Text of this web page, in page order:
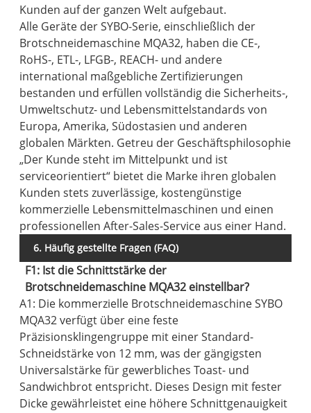
Kunden auf der ganzen Welt aufgebaut.
Alle Geräte der SYBO-Serie, einschließlich der
Brotschneidemaschine MQA32, haben die CE-,
RoHS-, ETL-, LFGB-, REACH- und andere
international maßgebliche Zertifizierungen
bestanden und erfüllen vollständig die Sicherheits-,
Umweltschutz- und Lebensmittelstandards von
Europa, Amerika, Südostasien und anderen
globalen Märkten. Getreu der Geschäftsphilosophie
„Der Kunde steht im Mittelpunkt und ist
serviceorientiert“ bietet die Marke ihren globalen
Kunden stets zuverlässige, kostengünstige
kommerzielle Lebensmittelmaschinen und einen
professionellen After-Sales-Service aus einer Hand.
6. Häufig gestellte Fragen (FAQ)
F1: Ist die Schnittstärke der
Brotschneidemaschine MQA32 einstellbar?
A1: Die kommerzielle Brotschneidemaschine SYBO
MQA32 verfügt über eine feste
Präzisionsklingengruppe mit einer Standard-
Schneidstärke von 12 mm, was der gängigsten
Universalstärke für gewerbliches Toast- und
Sandwichbrot entspricht. Dieses Design mit fester
Dicke gewährleistet eine höhere Schnittgenauigkeit